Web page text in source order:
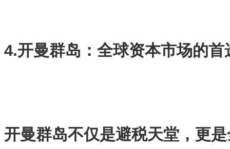
4.开曼群岛：全球资本市场的首
开曼群岛不仅是避税天堂，更